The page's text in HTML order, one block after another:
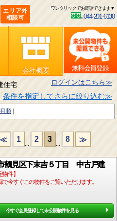
エリア外
相談可
ワンクリックでお電話できます▼
044-201-6130
会社概要
無料会員登録
ログインはこちら≫
住宅
条件を指定してさらに絞り込む≫
順
≪ 1
...
2 3
...
8 ≫
鶴見区下末吉５丁目 中古戸建
物件】
で今すぐこの物件をご覧いただけます。
今すぐ会員登録して未公開物件を見る